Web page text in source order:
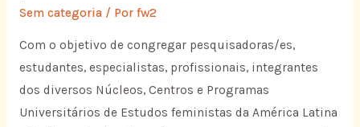
Sem categoria/ Por fw2
Com o objetivo de congregar pesquisadoras/es,
estudantes, especialistas, profissionais, integrantes
dos diversos Núcleos, Centros e Programas
Universitários de Estudos feministas da América Latina